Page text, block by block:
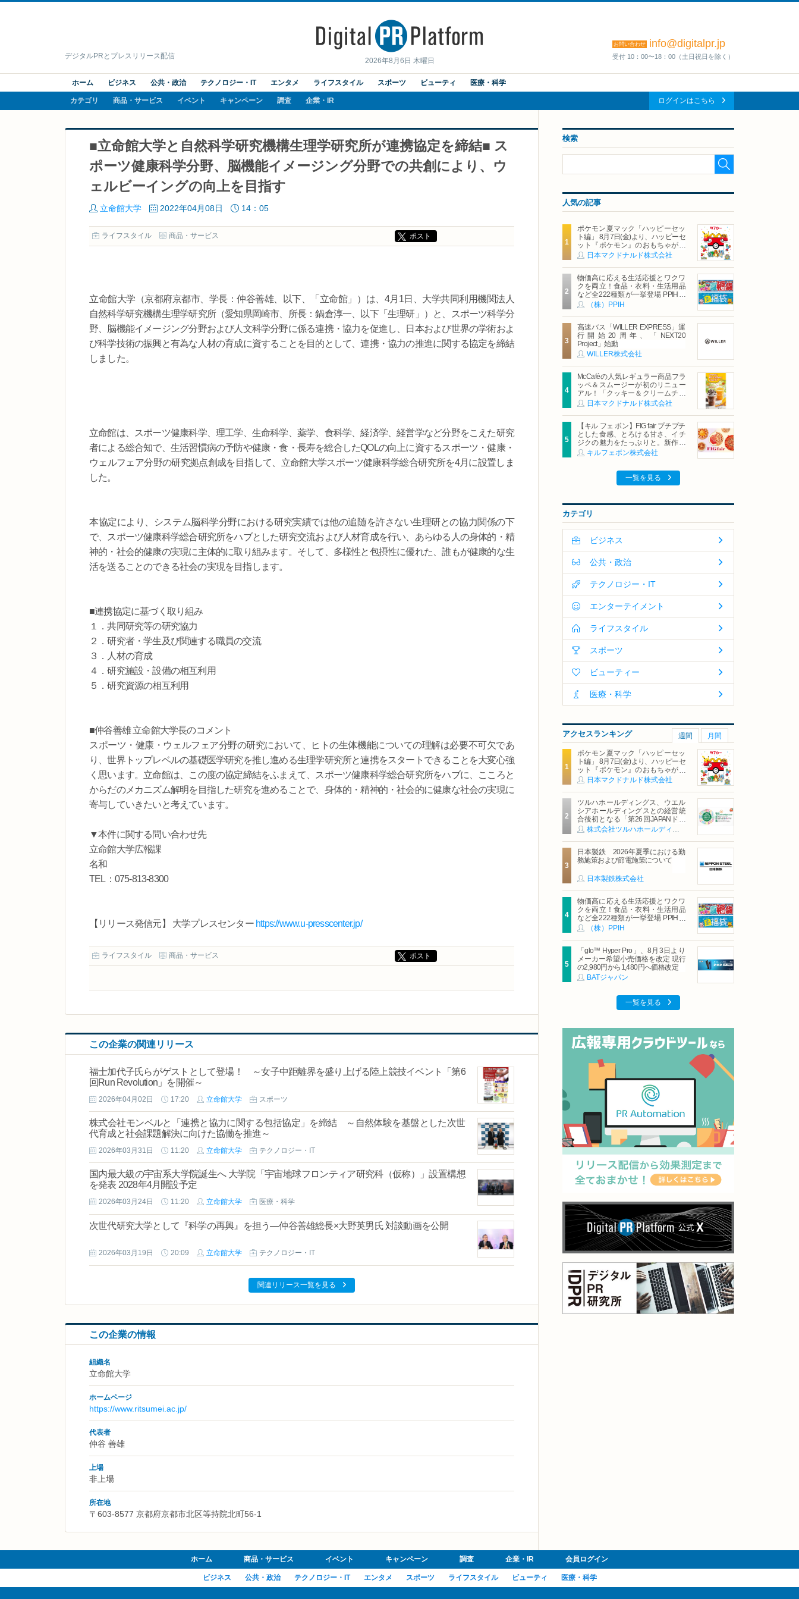
2026年8月6日 木曜日
デジタルPRとプレスリリース配信
お問い合わせ info@digitalpr.jp
受付 10：00〜18：00（土日祝日を除く）
ホーム ビジネス 公共・政治 テクノロジー・IT エンタメ ライフスタイル スポーツ ビューティ 医療・科学
カテゴリ 商品・サービス イベント キャンペーン 調査 企業・IR ログインはこちら
■立命館大学と自然科学研究機構生理学研究所が連携協定を締結■ ス
ポーツ健康科学分野、脳機能イメージング分野での共創により、ウ
ェルビーイングの向上を目指す
立命館大学 2022年04月08日 14：05
ライフスタイル 商品・サービス ポスト
立命館大学（京都府京都市、学長：仲谷善雄、以下、「立命館」）は、4月1日、大学共同利用機関法人
自然科学研究機構生理学研究所（愛知県岡崎市、所長：鍋倉淳一、以下「生理研」）と、スポーツ科学分
野、脳機能イメージング分野および人文科学分野に係る連携・協力を促進し、日本および世界の学術およ
び科学技術の振興と有為な人材の育成に資することを目的として、連携・協力の推進に関する協定を締結
しました。
立命館は、スポーツ健康科学、理工学、生命科学、薬学、食科学、経済学、経営学など分野をこえた研究
者による総合知で、生活習慣病の予防や健康・食・長寿を総合したQOLの向上に資するスポーツ・健康・
ウェルフェア分野の研究拠点創成を目指して、立命館大学スポーツ健康科学総合研究所を4月に設置しま
した。
本協定により、システム脳科学分野における研究実績では他の追随を許さない生理研との協力関係の下
で、スポーツ健康科学総合研究所をハブとした研究交流および人材育成を行い、あらゆる人の身体的・精
神的・社会的健康の実現に主体的に取り組みます。そして、多様性と包摂性に優れた、誰もが健康的な生
活を送ることのできる社会の実現を目指します。
■連携協定に基づく取り組み
１．共同研究等の研究協力
２．研究者・学生及び関連する職員の交流
３．人材の育成
４．研究施設・設備の相互利用
５．研究資源の相互利用
■仲谷善雄 立命館大学長のコメント
スポーツ・健康・ウェルフェア分野の研究において、ヒトの生体機能についての理解は必要不可欠であ
り、世界トップレベルの基礎医学研究を推し進める生理学研究所と連携をスタートできることを大変心強
く思います。立命館は、この度の協定締結をふまえて、スポーツ健康科学総合研究所をハブに、こころと
からだのメカニズム解明を目指した研究を進めることで、身体的・精神的・社会的に健康な社会の実現に
寄与していきたいと考えています。
▼本件に関する問い合わせ先
立命館大学広報課
名和
TEL：075-813-8300
【リリース発信元】 大学プレスセンター https://www.u-presscenter.jp/
ライフスタイル 商品・サービス ポスト
この企業の関連リリース
福士加代子氏らがゲストとして登場！ ～女子中距離界を盛り上げる陸上競技イベント「第6
回Run Revolution」を開催～
2026年04月02日 17:20 立命館大学 スポーツ
株式会社モンベルと「連携と協力に関する包括協定」を締結 ～自然体験を基盤とした次世
代育成と社会課題解決に向けた協働を推進～
2026年03月31日 11:20 立命館大学 テクノロジー・IT
国内最大級の宇宙系大学院誕生へ 大学院「宇宙地球フロンティア研究科（仮称）」設置構想
を発表 2028年4月開設予定
2026年03月24日 11:20 立命館大学 医療・科学
次世代研究大学として『科学の再興』を担う―仲谷善雄総長×大野英男氏 対談動画を公開
2026年03月19日 20:09 立命館大学 テクノロジー・IT
関連リリース一覧を見る
この企業の情報
組織名
立命館大学
ホームページ
https://www.ritsumei.ac.jp/
代表者
仲谷 善雄
上場
非上場
所在地
〒603-8577 京都府京都市北区等持院北町56-1
検索
人気の記事
ポケモン夏マック「ハッピーセッ
ト編」 8月7日(金)より、ハッピーセ
ット『ポケモン』のおもちゃが期
間限定登場
日本マクドナルド株式会社
物価高に応える生活応援とワクワ
クを両立！食品・衣料・生活用品
など全222種類が一挙登場 PPIHグ
ループ「夏福袋」＆セール 8月6日
(木)より順次スタート
（株）PPIH
高速バス「WILLER EXPRESS」運
行開始20周年、「NEXT20
Project」始動
WILLER株式会社
McCaféの人気レギュラー商品フラ
ッペ＆スムージーが初のリニュー
アル！「クッキー＆クリームチョ
コフラッペ」「マンゴースムージ
ー」8月5日（水）から販売開始
日本マクドナルド株式会社
【キル フェ ボン】FIG fair プチプチ
とした食感、とろける甘さ、イチ
ジクの魅力をたっぷりと。新作を
含め、イチジク尽くしの全4種が登
場8月20日（木）スタート
キルフェボン株式会社
一覧を見る
カテゴリ
ビジネス
公共・政治
テクノロジー・IT
エンターテイメント
ライフスタイル
スポーツ
ビューティー
医療・科学
アクセスランキング 週間 月間
ポケモン夏マック「ハッピーセッ
ト編」 8月7日(金)より、ハッピーセ
ット『ポケモン』のおもちゃが期
間限定登場
日本マクドナルド株式会社
ツルハホールディングス、ウエル
シアホールディングスとの経営統
合後初となる「第26回JAPANドラ
ッグストアショー」に出展
株式会社ツルハホールディングス
日本製鉄 2026年夏季における勤
務施策および節電施策について
日本製鉄株式会社
物価高に応える生活応援とワクワ
クを両立！食品・衣料・生活用品
など全222種類が一挙登場 PPIHグ
ループ「夏福袋」＆セール 8月6日
（株）PPIH
「glo™ Hyper Pro」、8月3日より
メーカー希望小売価格を改定 現行
の2,980円から1,480円へ価格改定
BATジャパン
一覧を見る
ホーム 商品・サービス イベント キャンペーン 調査 企業・IR 会員ログイン
ビジネス 公共・政治 テクノロジー・IT エンタメ スポーツ ライフスタイル ビューティ 医療・科学